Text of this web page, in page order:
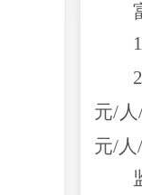
元/人
元/人/